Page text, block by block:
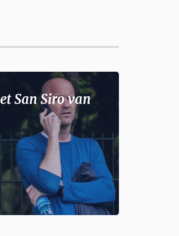
San Siro van